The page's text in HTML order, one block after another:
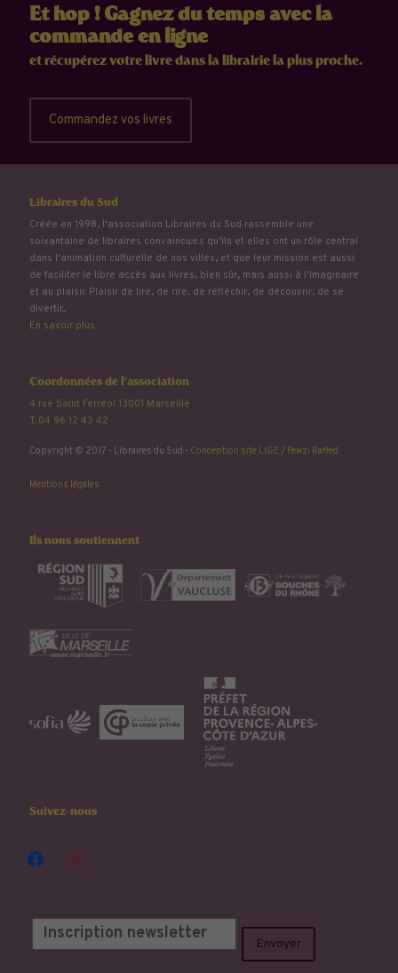
Et hop ! Gagnez du temps avec la
commande en ligne
et récupérez votre livre dans la librairie la plus proche.
Commandez vos livres
Libraires du Sud
Créée en 1998, l'association Libraires du Sud rassemble une
soixantaine de libraires convaincu.e.s qu’ils et elles ont un rôle central
dans l'animation culturelle de nos villes, et que leur mission est aussi
de faciliter le libre accès aux livres, bien sûr, mais aussi à l'imaginaire
et au plaisir. Plaisir de lire, de rire, de réfléchir, de découvrir, de se
divertir...
En savoir plus
Coordonnées de l'association
4 rue Saint Ferréol 13001 Marseille
T. 04 96 12 43 42
Copyright © 2017 - Libraires du Sud - Conception site LIGE/ Fewzi Raffed
Mentions légales
Ils nous soutiennent
Suivez-nous
facebookinstagram